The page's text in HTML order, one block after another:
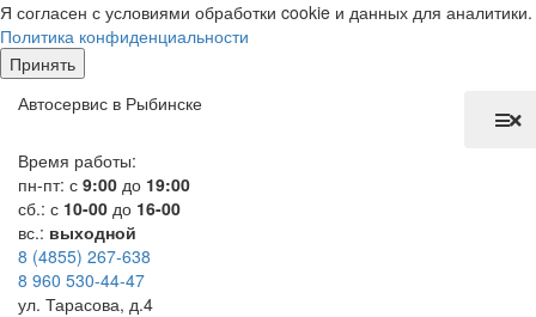
Я согласен с условиями обработки cookie и данных для аналитики.
Политика конфиденциальности
Принять
Автосервис в Рыбинске
Время работы:
пн-пт: с 9:00 до 19:00
сб.: с 10-00 до 16-00
вс.: выходной
8 (4855) 267-638
8 960 530-44-47
ул. Тарасова, д.4